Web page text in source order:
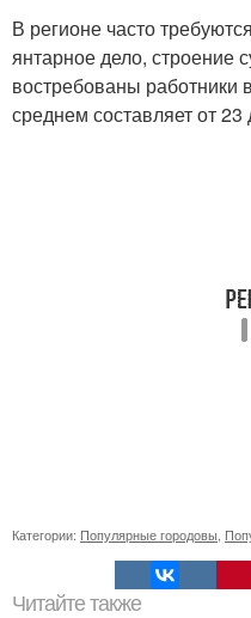
В регионе часто
янтарное дело, строение
востребованы работники
среднем составляет от 23
Категории: Популярные городовы
Читайте также